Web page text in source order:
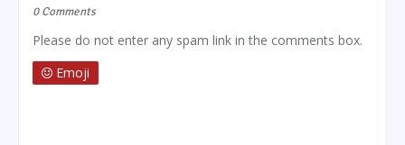
0 Comments
Please do not enter any spam link in the comments box.
Emoji